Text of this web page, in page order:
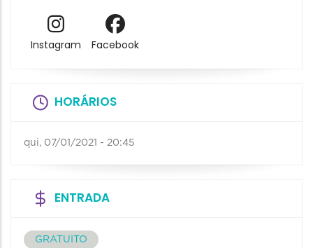
Instagram Facebook
HORÁRIOS
qui, 07/01/2021 - 20:45
ENTRADA
GRATUITO